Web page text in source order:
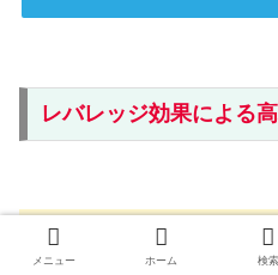
レバレッジ効果による
ポイント
メニュー ホーム 検索